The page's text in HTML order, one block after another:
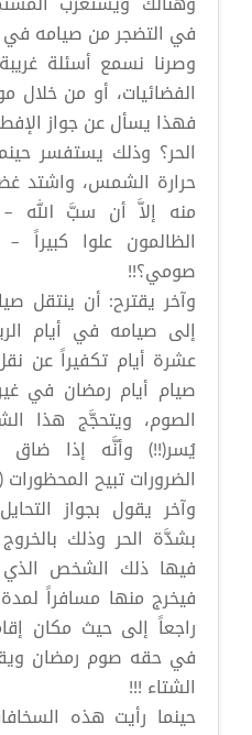
في التضجر من صيامه في
وصرنا نسمع أسئلة
الفضائيات، أو من خلال
فهذا يسأل عن جواز
الحر؟ وذلك يستفسر
حرارة الشمس، واشتد
منه إلاَّ أن سبَّ الله
الظالمون علوا
صومي؟!!
وآخر يقترح: أن ينتقل
إلى صيامه في أيام
عشرة أيام تكفيراً عن
صيام أيام رمضان في
الصوم، ويتحجَّج هذا
يُسر(!!) وأنَّه إذا
الضرورات تبيح المحظورات
وآخر يقول بجواز
بشدَّة الحر وذلك
فيها ذلك الشخص
فيخرج منها مسافراً
راجعاً إلى حيث مكان
في حقه صوم رمضان
الشتاء !!!
حينما رأيت هذه